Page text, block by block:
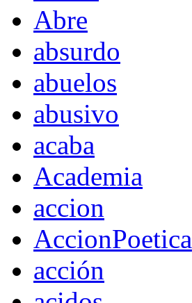
Abre
absurdo
abuelos
abusivo
acaba
Academia
accion
AccionPoetica
acción